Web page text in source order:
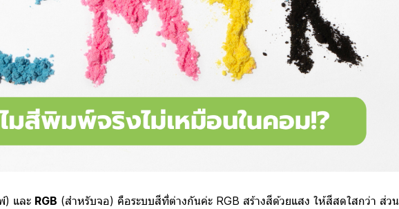
) และ RGB (สำหรับจอ) คือระบบสีที่ต่างกันค่ะ RGB สร้างสีด้วยแสง ให้สีสดใสกว่า ส่วน